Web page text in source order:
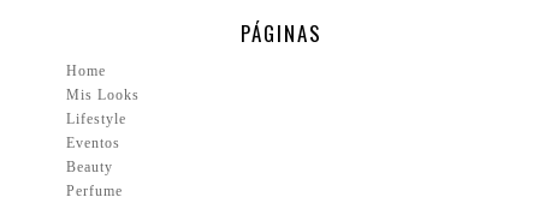
PÁGINAS
Home
Mis Looks
Lifestyle
Eventos
Beauty
Perfume